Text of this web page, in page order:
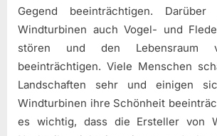
Gegend beeinträchtigen. Darüber
Windturbinen auch Vogel- und
stören und den Lebensraum
beeinträchtigen. Viele Menschen
Landschaften sehr und einigen
Windturbinen ihre Schönheit
es wichtig, dass die Ersteller von